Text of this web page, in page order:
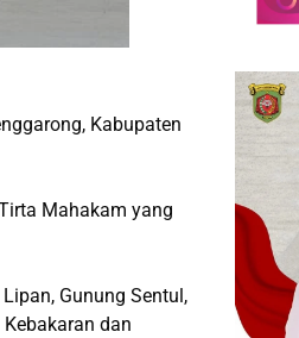
Kabupaten
Mahakam yang
Gunung Sentul,
dan